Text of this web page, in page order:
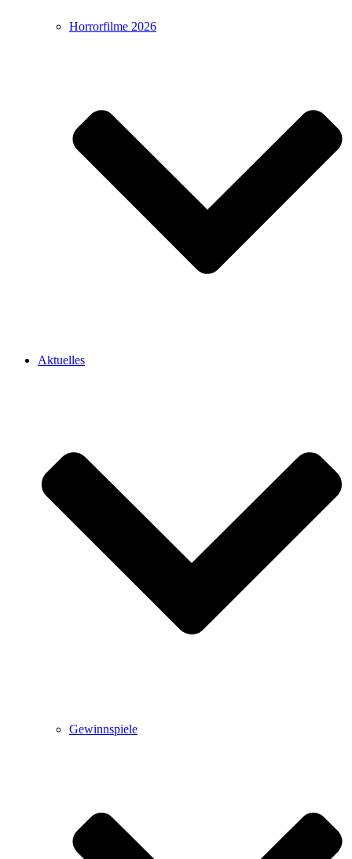
Horrorfilme 2026
Aktuelles
Gewinnspiele